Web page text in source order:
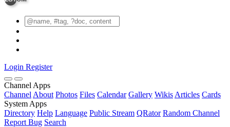
Login Register
Channel Apps
Channel About Photos Files Calendar Gallery Wikis Articles Cards
System Apps
Directory Help Language Public Stream QRator Random Channel
Report Bug Search